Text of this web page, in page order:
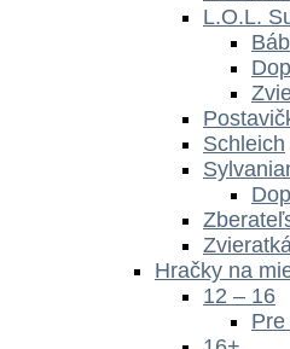
L.O.L.
Schleich
Zvieratká
Hračky na
12 – 16